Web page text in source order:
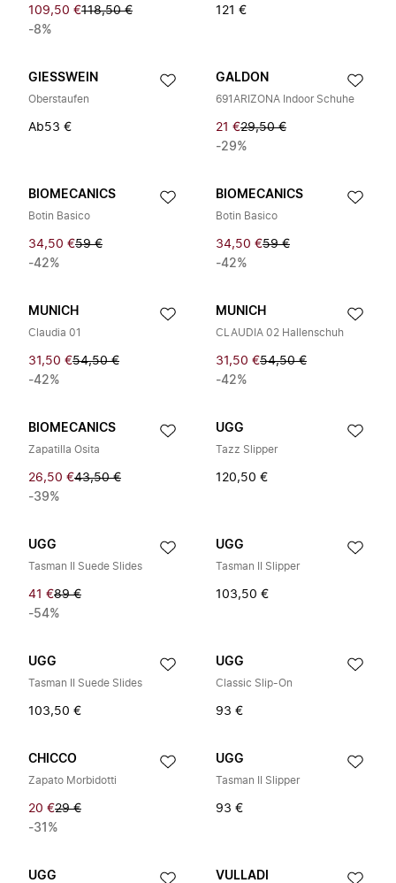
109,50 €118,50 €
-8%
121 €
GIESSWEIN
Oberstaufen
Ab53 €
GALDON
691ARIZONA Indoor Schuhe
21 €29,50 €
-29%
BIOMECANICS
Botin Basico
34,50 €59 €
-42%
BIOMECANICS
Botin Basico
34,50 €59 €
-42%
MUNICH
Claudia 01
31,50 €54,50 €
-42%
MUNICH
CLAUDIA 02 Hallenschuh
31,50 €54,50 €
-42%
BIOMECANICS
Zapatilla Osita
26,50 €43,50 €
-39%
UGG
Tazz Slipper
120,50 €
UGG
Tasman II Suede Slides
41 €89 €
-54%
UGG
Tasman II Slipper
103,50 €
UGG
Tasman II Suede Slides
103,50 €
UGG
Classic Slip-On
93 €
CHICCO
Zapato Morbidotti
20 €29 €
-31%
UGG
Tasman II Slipper
93 €
UGG VULLADI